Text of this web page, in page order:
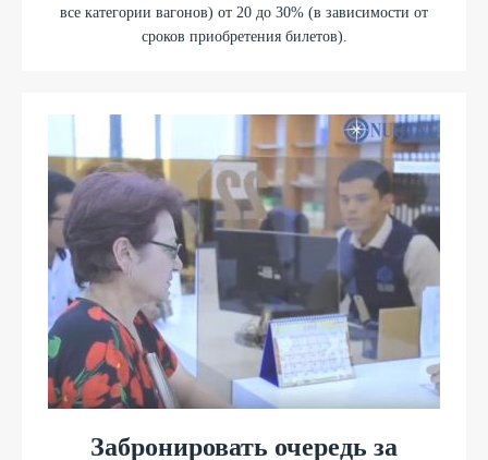
все категории вагонов) от 20 до 30% (в зависимости от
сроков приобретения билетов).
Забронировать очередь за